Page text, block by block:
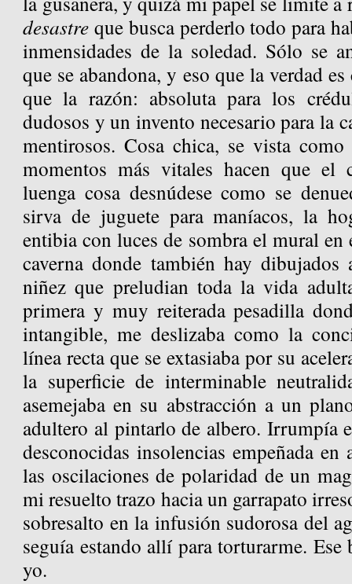
desastre que busca perderlo todo para
inmensidades de la soledad. Sólo se
que se abandona, y eso que la verdad
que la razón: absoluta para los
dudosos y un invento necesario para la
mentirosos. Cosa chica, se vista
momentos más vitales hacen que el
luenga cosa desnúdese como se
sirva de juguete para maníacos, la
entibia con luces de sombra el mural
caverna donde también hay dibujados
niñez que preludian toda la vida
primera y muy reiterada pesadilla
intangible, me deslizaba como la
línea recta que se extasiaba por su
la superficie de interminable
asemejaba en su abstracción a un
adultero al pintarlo de albero. Irrumpía
desconocidas insolencias empeñada
las oscilaciones de polaridad de un
mi resuelto trazo hacia un garrapato
sobresalto en la infusión sudorosa del
seguía estando allí para torturarme.
yo.